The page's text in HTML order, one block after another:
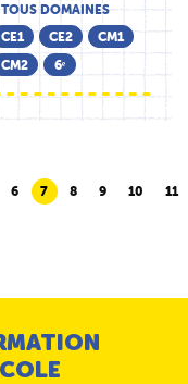
TOUS DOMAINES
CE1
CE2
CM1
CM2
6ᵉ
6 7 8 9 10 11